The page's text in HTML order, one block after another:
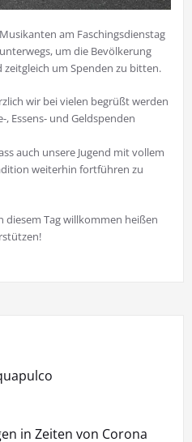
am Faschingsdienstag
um die Bevölkerung
um Spenden zu bitten.
wir bei vielen begrüßt werden
Essens- und Geldspenden
auch unsere Jugend mit vollem
weiterhin fortführen zu
diesem Tag willkommen heißen
in Zeiten von Corona